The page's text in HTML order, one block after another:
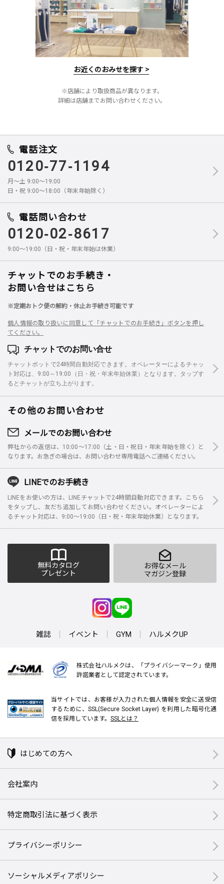
お近くのおみせを探す >
※店舗により取扱商品が異なります。
詳細は店舗までお問い合わせください。
電話注文
0120-77-1194
月～土 9:00～19:00
日・祝 9:00～18:00（年末年始除く）
電話問い合わせ
0120-02-8617
9:00～19:00（日・祝・年末年始は休業）
チャットでのお手続き・
お問い合せはこちら
※定期おトク便の解約・休止お手続き可能です
個人情報の取り扱いに同意して「チャットでのお手続き」ボタンを押し
てください。
チャットでのお問い合せ
チャットボットで24時間自動対応できます。オペレーターによるチャッ
ト対応は、9:00～19:00（日・祝・年末年始休業）となります。タップす
るとチャットが立ち上がります。
その他のお問い合わせ
メールでのお問い合わせ
弊社からの返信は、10:00～17:00（土・日・祝日・年末年始を除く）と
なります。お急ぎの場合は、お問い合わせ専用電話へご連絡ください。
LINEでのお手続き
LINEをお使いの方は、LINEチャットで24時間自動対応できます。こちら
をタップし、友だち追加してお問い合わせください。オペレーターによ
るチャット対応は、9:00～19:00（日・祝・年末年始休業）となります。
無料カタログ
プレゼント
お得なメール
マガジン登録
雑誌 イベント GYM ハルメクUP
株式会社ハルメクは、「プライバシーマーク」使用
許諾業者として認定されています。
当サイトでは、お客様が入力された個人情報を安全に送受信
するために、SSL(Secure Socket Layer) を利用した暗号化通
信を採用しています。 SSLとは？
はじめての方へ
会社案内
特定商取引法に基づく表示
プライバシーポリシー
ソーシャルメディアポリシー